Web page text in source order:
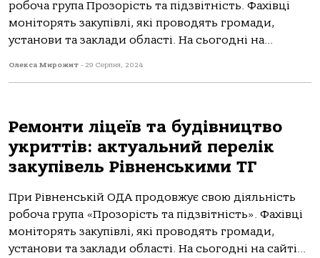
робоча група Прозорість та підзвітність. Фахівці
моніторять закупівлі, які проводять громади,
установи та заклади області. На сьогодні на...
Олекса Мирожит - 29 Серпня, 2024
Ремонти ліцеїв та будівництво
укриттів: актуальний перелік
закупівель Рівненськими ТГ
При Рівненській ОДА продовжує свою діяльність
робоча група «Прозорість та підзвітність». Фахівці
моніторять закупівлі, які проводять громади,
установи та заклади області. На сьогодні на сайті...